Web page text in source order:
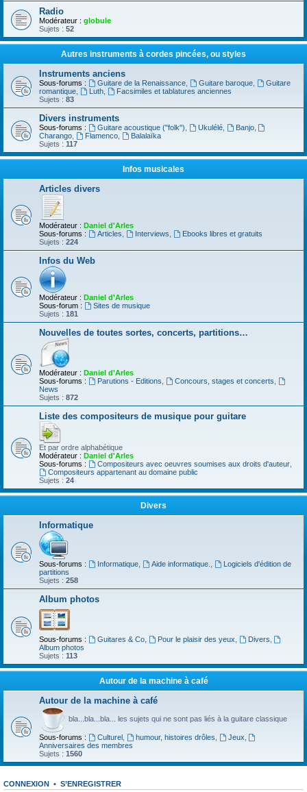
Radio
Modérateur : globule
Sujets : 52
Autres instruments à cordes pincées, ou styles
Instruments anciens
Sous-forums : Guitare de la Renaissance, Guitare baroque,
Guitare
romantique
Luth,
Facsimiles et tablatures anciennes
Sujets : 83
Divers instruments
Sous-forums : Guitare acoustique ("folk") Ukulélé, Banjo,
Charango
Flamenco,
Balalaïka
Sujets : 117
Infos musicales
Articles divers
Modérateur : Daniel d'Arles
Sous-forums :
Articles Interviews
Ebooks libres et gratuits
Sujets : 224
Infos du Web
Modérateur : Daniel d'Arles
Sous-forum :
Sites de musique
Sujets : 181
Nouvelles de toutes sortes, concerts, partitions…
Modérateur : Daniel d'Arles
Sous-forums :
Parutions - Editions Concours, stages et concerts
News
Sujets : 872
Liste des compositeurs de musique pour guitare
Et par ordre alphabétique
Modérateur : Daniel d'Arles
Sous-forums :
Compositeurs avec oeuvres soumises aux droits d'auteur,
Compositeurs appartenant au domaine public
Sujets : 24
Divers
Informatique
Sous-forums : Informatique, Aide informatique.
Logiciels d'édition de
partitions
Sujets : 258
Album photos
Sous-forums : Guitares & Co, Pour le plaisir des yeux Divers
Album photos
Sujets : 113
Autour de la machine à café
Autour de la machine à café
bla...bla...bla... les sujets qui ne sont pas liés à la guitare classique
Sous-forums : Culturel, humour, histoires drôles Jeux
Anniversaires des membres
Sujets : 1560
CONNEXION • S’ENREGISTRER